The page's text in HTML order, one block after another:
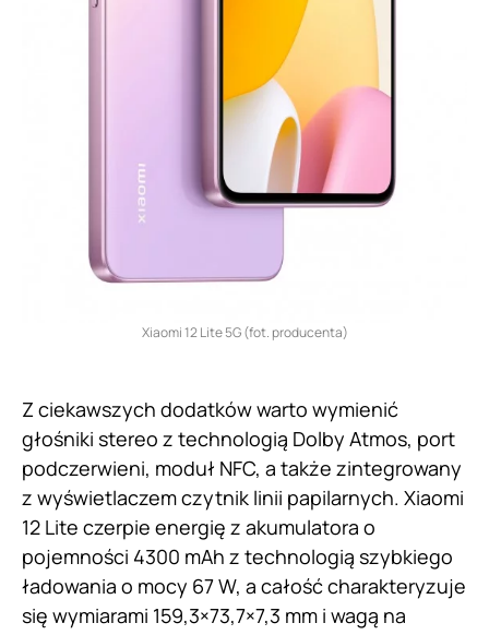
Xiaomi 12 Lite 5G (fot. producenta)
Z ciekawszych dodatków warto wymienić
głośniki stereo z technologią Dolby Atmos, port
podczerwieni, moduł NFC, a także zintegrowany
z wyświetlaczem czytnik linii papilarnych. Xiaomi
12 Lite czerpie energię z akumulatora o
pojemności 4300 mAh z technologią szybkiego
ładowania o mocy 67 W, a całość charakteryzuje
się wymiarami 159,3×73,7×7,3 mm i wagą na